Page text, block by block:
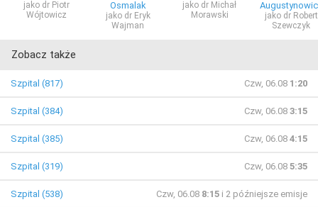
jako dr Piotr
Wójtowicz
Osmalak
jako dr Eryk
Wajman
jako dr Michał
Morawski
jako dr Robert
Szewczyk
Zobacz także
Szpital (817) Czw, 06.08 1:20
Szpital (384) Czw, 06.08 3:15
Szpital (385) Czw, 06.08 4:15
Szpital (319) Czw, 06.08 5:35
Szpital (538) Czw, 06.08 8:15 i 2 późniejsze emisje